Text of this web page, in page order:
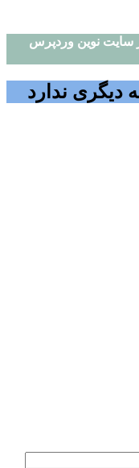
سایت نوین وردپرس
دیگری ندارد